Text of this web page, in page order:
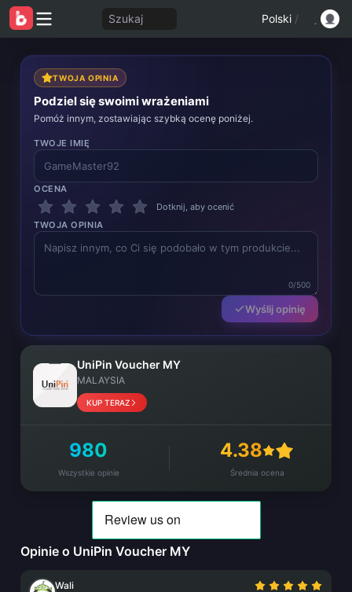
Szukaj Polski /
TWOJA OPINIA
Podziel się swoimi wrażeniami
Pomóż innym, zostawiając szybką ocenę poniżej.
TWOJE IMIĘ
OCENA
Dotknij, aby ocenić
TWOJA OPINIA
0/500
Wyślij opinię
UniPin Voucher MY
MALAYSIA
KUP TERAZ
980
Wszystkie opinie
4.38
Średnia ocena
Opinie o UniPin Voucher MY
Wali